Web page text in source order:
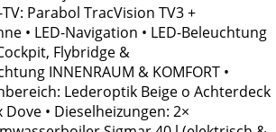
Parabol TracVision TV3 +
• LED-Navigation • LED-Beleuchtung
Flybridge &
INNENRAUM & KOMFORT •
Lederoptik Beige o Achterdeck
• Dieselheizungen: 2×